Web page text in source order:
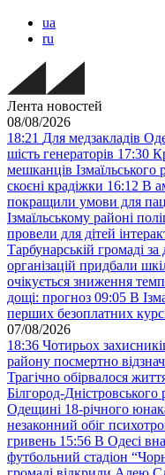
ua
ru
Лента новостей
08/08/2026
18:21 Для медзакладів
шість генераторів 17:30
мешканців Ізмаїльського
скоєні крадіжки 16:12 В
покращили умови для
Ізмаїльському районі
провели для дітей
Тарбунарській громаді
організацій придбали
очікується зниження
дощі: прогноз 09:05 В
перших безоплатних
07/08/2026
18:36 Чотирьох
району посмертно
Трагічно обірвалося
Білгород-
Одещині 18-річного
незаконний обіг
гривень 15:56 В Одесі
футбольний стадіон